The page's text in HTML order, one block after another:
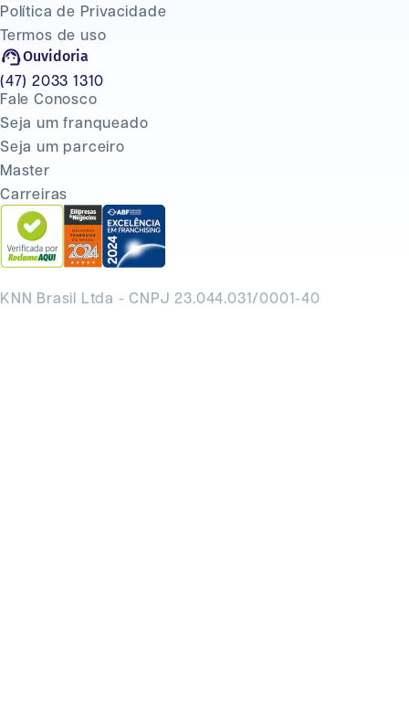
KNN Brasil Ltda - CNPJ 23.044.031/0001-40
Política de Privacidade
Termos de uso
Ouvidoria
(47) 2033 1310
Fale Conosco
Seja um franqueado
Seja um parceiro
Master
Carreiras